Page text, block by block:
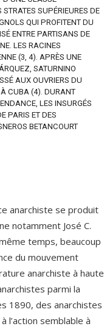
SUPÉRIEURES DE
QUI PROFITENT DU
ENTRE PARTISANS DE
LES RACINES
(3, 4). APRÈS UNE
SATURNINO
AUX OUVRIERS DU
À CUBA (4). DURANT
LES INSURGÉS
PARIS ET DES
BETANCOURT
anarchiste se produit
notamment José C.
temps, beaucoup
du mouvement
anarchiste à haute
parmi la
1890, des anarchistes
l’action semblable à